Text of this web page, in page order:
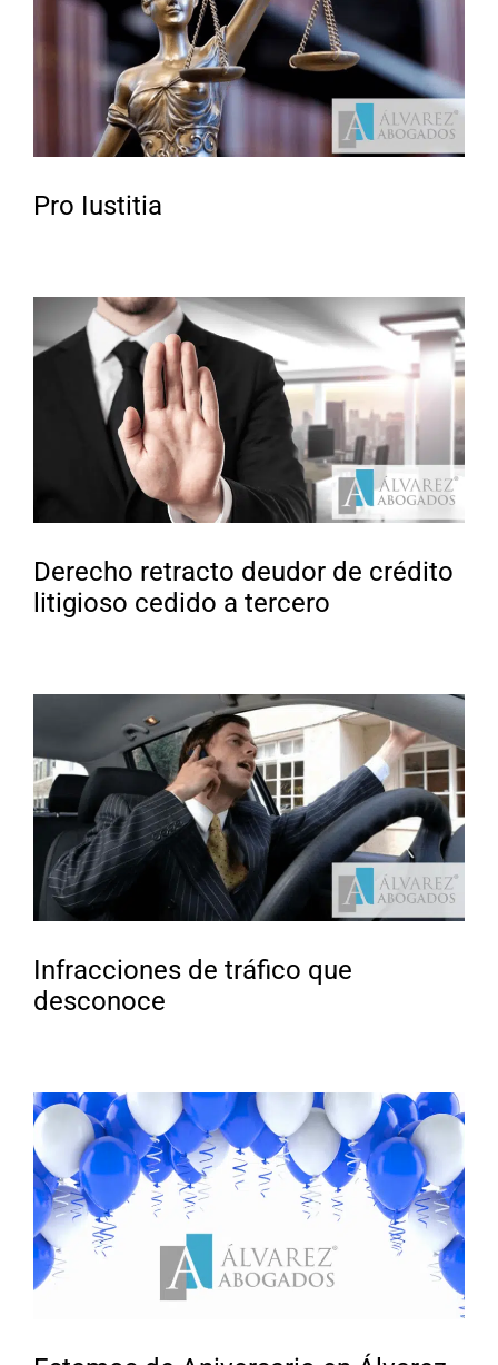
Pro Iustitia
Derecho retracto deudor de crédito
litigioso cedido a tercero
Infracciones de tráfico que
desconoce